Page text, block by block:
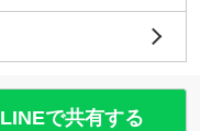
LINEで共有する